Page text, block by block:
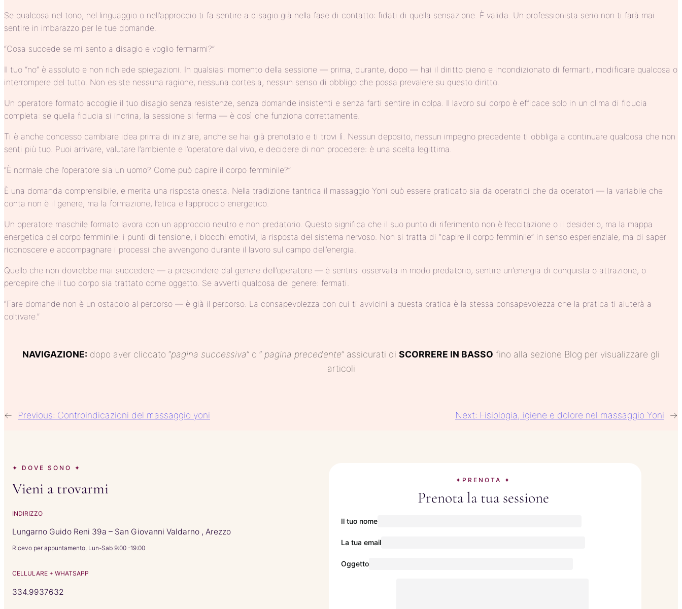
Se qualcosa nel tono, nel linguaggio o nell’approccio ti fa sentire a disagio già nella fase di contatto: fidati di quella sensazione. È valida. Un professionista serio non ti farà mai
sentire in imbarazzo per le tue domande.
“Cosa succede se mi sento a disagio e voglio fermarmi?”
Il tuo “no” è assoluto e non richiede spiegazioni. In qualsiasi momento della sessione — prima, durante, dopo — hai il diritto pieno e incondizionato di fermarti, modificare qualcosa o
interrompere del tutto. Non esiste nessuna ragione, nessuna cortesia, nessun senso di obbligo che possa prevalere su questo diritto.
Un operatore formato accoglie il tuo disagio senza resistenze, senza domande insistenti e senza farti sentire in colpa. Il lavoro sul corpo è efficace solo in un clima di fiducia
completa: se quella fiducia si incrina, la sessione si ferma — è così che funziona correttamente.
Ti è anche concesso cambiare idea prima di iniziare, anche se hai già prenotato e ti trovi lì. Nessun deposito, nessun impegno precedente ti obbliga a continuare qualcosa che non
senti più tuo. Puoi arrivare, valutare l’ambiente e l’operatore dal vivo, e decidere di non procedere: è una scelta legittima.
“È normale che l’operatore sia un uomo? Come può capire il corpo femminile?”
È una domanda comprensibile, e merita una risposta onesta. Nella tradizione tantrica il massaggio Yoni può essere praticato sia da operatrici che da operatori — la variabile che
conta non è il genere, ma la formazione, l’etica e l’approccio energetico.
Un operatore maschile formato lavora con un approccio neutro e non predatorio. Questo significa che il suo punto di riferimento non è l’eccitazione o il desiderio, ma la mappa
energetica del corpo femminile: i punti di tensione, i blocchi emotivi, la risposta del sistema nervoso. Non si tratta di “capire il corpo femminile” in senso esperienziale, ma di saper
riconoscere e accompagnare i processi che avvengono durante il lavoro sul campo dell’energia.
Quello che non dovrebbe mai succedere — a prescindere dal genere dell’operatore — è sentirsi osservata in modo predatorio, sentire un’energia di conquista o attrazione, o
percepire che il tuo corpo sia trattato come oggetto. Se avverti qualcosa del genere: fermati.
“Fare domande non è un ostacolo al percorso — è già il percorso. La consapevolezza con cui ti avvicini a questa pratica è la stessa consapevolezza che la pratica ti aiuterà a
coltivare.”
NAVIGAZIONE: dopo aver cliccato “pagina successiva” o ” pagina precedente” assicurati di SCORRERE IN BASSO fino alla sezione Blog per visualizzare gli
articoli
← Previous: Controindicazioni del massaggio yoni Next: Fisiologia, igiene e dolore nel massaggio Yoni →
✦ DOVE SONO ✦
Vieni a trovarmi
INDIRIZZO
Lungarno Guido Reni 39a – San Giovanni Valdarno , Arezzo
Ricevo per appuntamento, Lun-Sab 9:00 -19:00
CELLULARE + WHATSAPP
334.9937632
✦PRENOTA ✦
Prenota la tua sessione
Il tuo nome
La tua email
Oggetto